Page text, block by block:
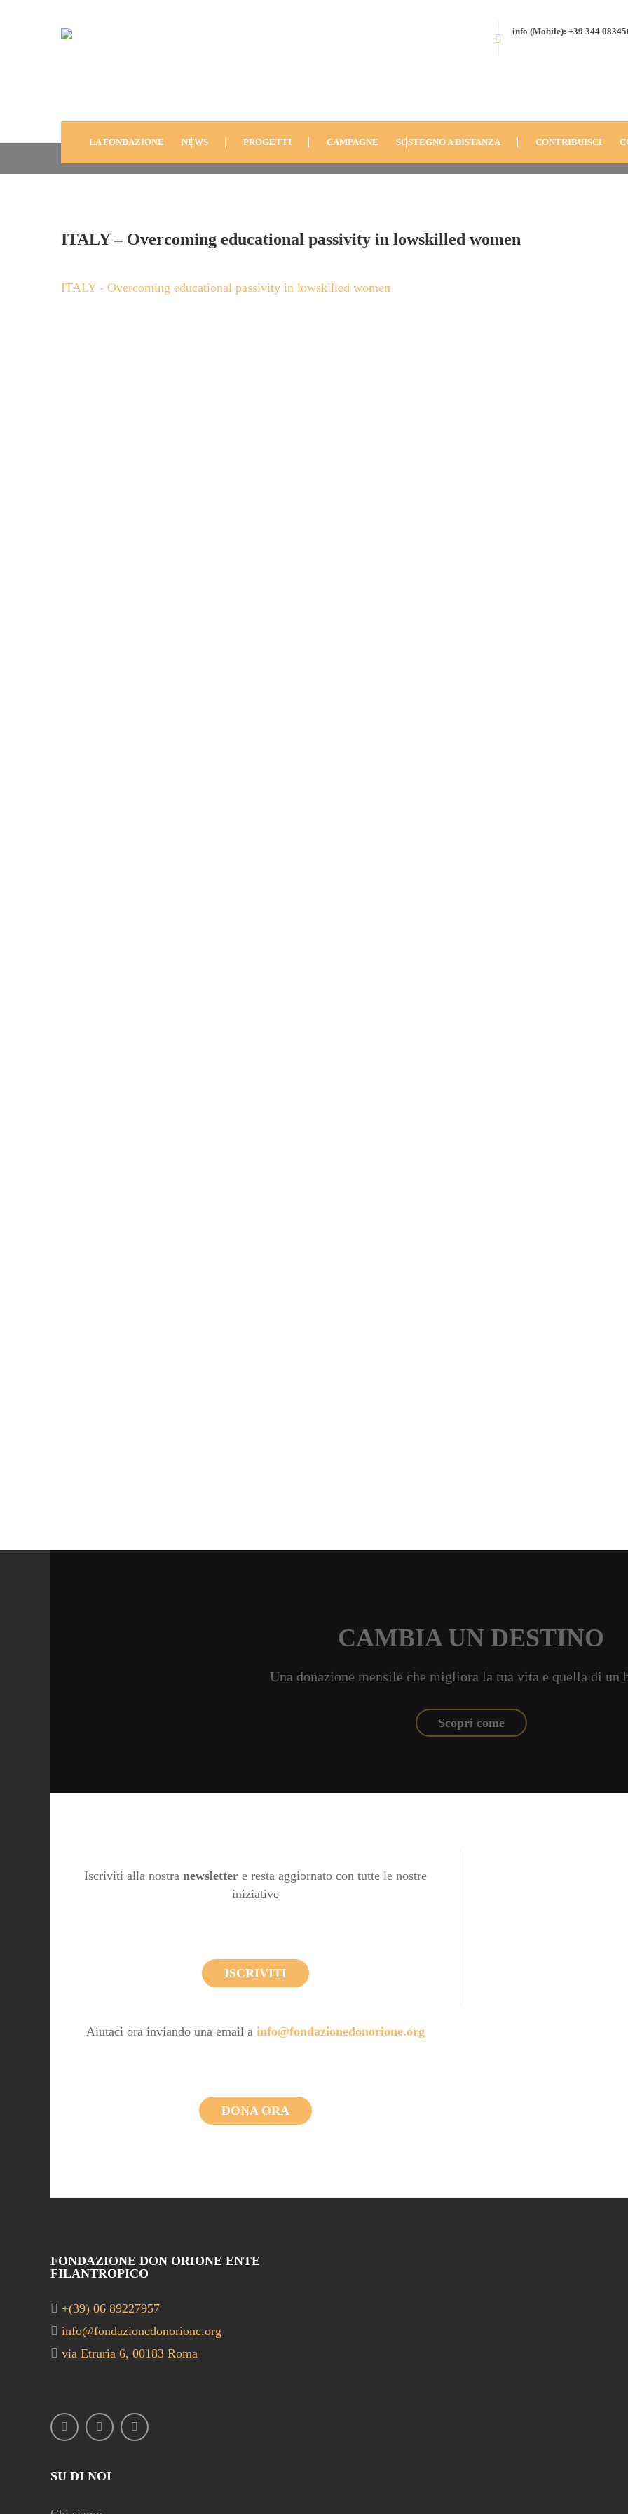
info (Mobile): +39 344
LA FONDAZIONE NEWS PROGETTI CAMPAGNE SOSTEGNO A DISTANZA CONTRIBUISCI
ITALY – Overcoming educational passivity in lowskilled women
ITALY - Overcoming educational passivity in lowskilled women
CAMBIA UN DESTINO
Una donazione mensile che migliora la tua vita e quella di un
Scopri come
Iscriviti alla nostra newslettere resta aggiornato con tutte le nostre
iniziative
ISCRIVITI
Aiutaci ora inviando una email a info@fondazionedonorione.org
DONA ORA
FONDAZIONE DON ORIONE ENTE
FILANTROPICO
+(39) 06 89227957
info@fondazionedonorione.org
via Etruria 6, 00183 Roma
SU DI NOI